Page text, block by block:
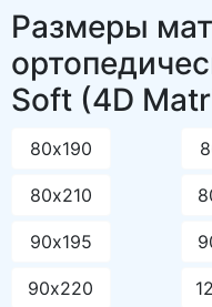
Размеры
Soft (4D
80х190
80х210
90х195
90х220